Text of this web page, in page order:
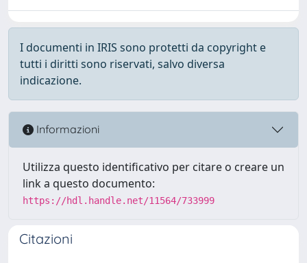
I documenti in IRIS sono protetti da copyright e
tutti i diritti sono riservati, salvo diversa
indicazione.
Informazioni
Utilizza questo identificativo per citare o creare un
link a questo documento:
https://hdl.handle.net/11564/733999
Citazioni